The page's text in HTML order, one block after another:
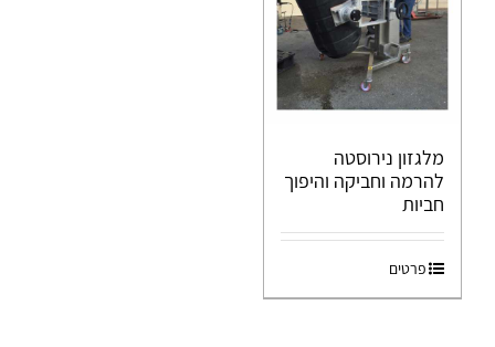
מלגזון נירוסטה
להרמה וחביקה והיפוך
חביות
פרטים